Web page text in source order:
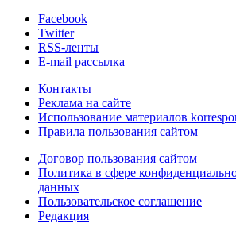
Facebook
Twitter
RSS-ленты
E-mail рассылка
Контакты
Реклама на сайте
Использование материалов
Правила пользования сайтом
Договор пользования сайтом
Политика в сфере
данных
Пользовательское соглашение
Редакция